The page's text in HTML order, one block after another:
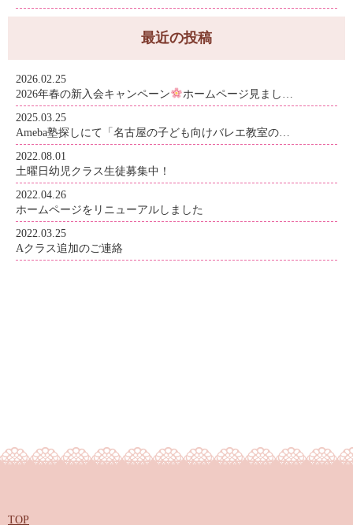
最近の投稿
2026.02.25
2026年春の新入会キャンペーン
ホームページ見まし…
2025.03.25
Ameba塾探しにて「名古屋の子ども向けバレエ教室の…
2022.08.01
土曜日幼児クラス生徒募集中！
2022.04.26
ホームページをリニューアルしました
2022.03.25
Aクラス追加のご連絡
TOP